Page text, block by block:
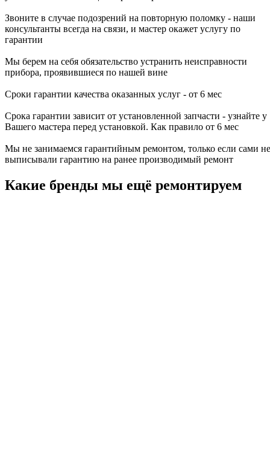
Звоните в случае подозрений на повторную поломку - наши
консультанты всегда на связи, и мастер окажет услугу по
гарантии
Мы берем на себя обязательство устранить неисправности
прибора, проявившиеся по нашей вине
Сроки гарантии качества оказанных услуг - от 6 мес
Срока гарантии зависит от установленной запчасти - узнайте у
Вашего мастера перед установкой. Как правило от 6 мес
Мы не занимаемся гарантийным ремонтом, только если сами не
выписывали гарантию на ранее производимый ремонт
Какие бренды мы ещё ремонтируем